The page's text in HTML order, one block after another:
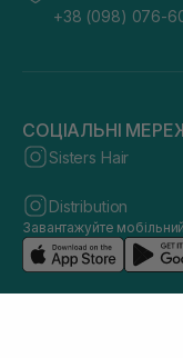
+38 (098) 076-
СОЦІАЛЬНІ
Sisters Hair
Distribution
Завантажуйте